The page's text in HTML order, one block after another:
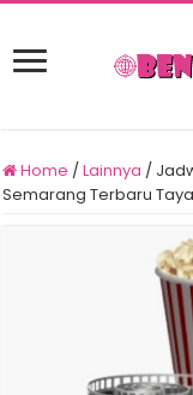
Home /Lainnya /
Semarang Terbaru